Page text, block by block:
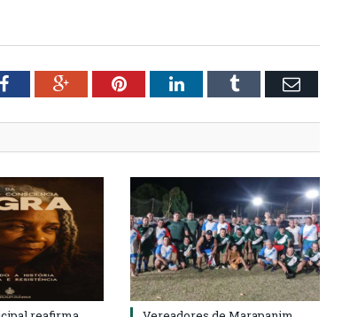
FacebookGoogle+PinterestLinkedInTumblr Email